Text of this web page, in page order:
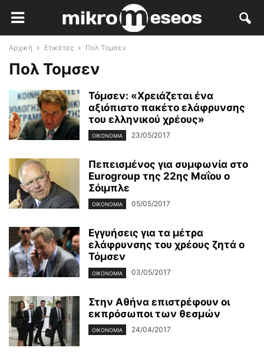
Αρχική Ετικέτες Πολ Τομσεν
Πολ Τομσεν
Τόμσεν: «Χρειάζεται ένα
αξιόπιστο πακέτο ελάφρυνσης
του ελληνικού χρέους»
ΟΙΚΟΝΟΜΊΑ 23/05/2017
Πεπεισμένος για συμφωνία στο
Eurogroup της 22ης Μαΐου ο
Σόιμπλε
ΟΙΚΟΝΟΜΊΑ 05/05/2017
Εγγυήσεις για τα μέτρα
ελάφρυνσης του χρέους ζητά ο
Τόμσεν
ΟΙΚΟΝΟΜΊΑ 03/05/2017
Στην Αθήνα επιστρέφουν οι
εκπρόσωποι των θεσμών
ΟΙΚΟΝΟΜΊΑ 24/04/2017